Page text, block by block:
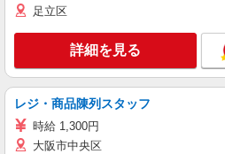
足立区
詳細を見る
レジ・商品陳列スタッフ
時給 1,300円
大阪市中央区